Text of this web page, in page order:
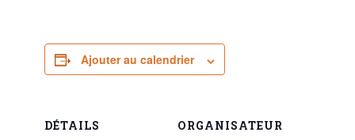
Ajouter au calendrier
DÉTAILS ORGANISATEUR